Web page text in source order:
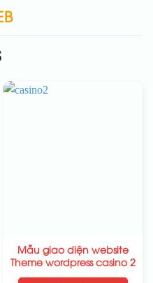
Mẫu giao diện website
Theme wordpress casino 2